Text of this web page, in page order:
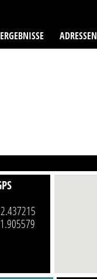
ERGEBNISSE ADRESSEN